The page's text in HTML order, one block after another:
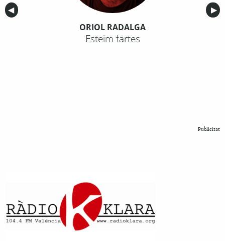
Anterior
◀︎ ▶︎
ORIOL RADALGA
Esteim fartes
Publicitat